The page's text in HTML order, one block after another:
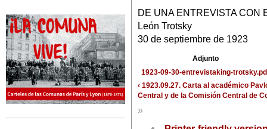
DE UNA ENTREVISTA CON
León Trotsky
30 de septiembre de 1923
Adjunto
1923-09-30-entrevistaking-
‹ 1923.09.27. Carta al académico
Central y de la Comisión Central de
»